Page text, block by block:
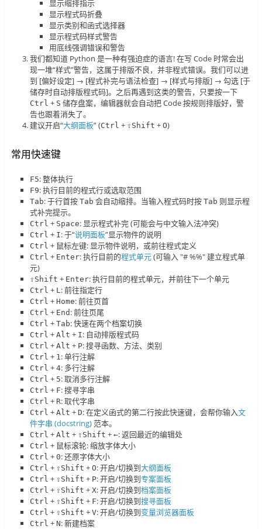
显示缩排指示
显示程式码折叠
显示类别和函式选择器
显示程式码样式警告
用底线强调错误和警告
我们都知道 Python 是一种有强迫症的语言! 在写 Code 时常会出
现一堆“样式”警告，这属于排版不良，并非程式错误。我们可以进
到 [偏好设定] → [程式补完与语法检查] → [样式与排版] → 勾选 [于
储存时自动排版程式码]。之后再遇到这类的警告，只要按一下
Ctrl + S 储存盘案，编辑器就会自动把 Code 按规则排版好，警
告也跟着消失了。
建议开启“大纲面板” (Ctrl + ⇧Shift +O)
常用快速键
F5: 整体执行
F9: 执行目前的程式行或选取范围
Tab: 于行首按Tab 会自动缩排。当输入程式码时按Tab 则显示程
式补完提示。
Ctrl + Space: 显示程式补完 (可能会与中文输入法冲突)
Ctrl + I: 于“说明面板”显示物件的说明
Ctrl + 鼠标左键: 显示物件说明，或前往程式定义
Ctrl + Enter: 执行目前的程式单元(可输入 "# %%" 建立程式单
元)
⇧Shift + Enter: 执行目前的程式单元，并前往下一个单元
Ctrl + L : 前往指定行
Ctrl +Home: 前往页首
Ctrl + End : 前往页尾
Ctrl +Tab: 快速在两个档案切换
Ctrl +Alt + I: 自动排版程式码
Ctrl +Alt + P: 搜寻函数、方法、类别
Ctrl + 1 : 单行注解
Ctrl +4: 多行注解
Ctrl + 5: 取消多行注解
Ctrl + F: 搜寻字串
Ctrl + R: 取代字串
Ctrl +Alt +D: 在定义函式的第二行按此快速键，会帮你输入文
件字串 (docstring)范本。
Ctrl +Alt + ⇧Shift +←: 返回最近的编辑处
Ctrl + 鼠标滚轮: 缩放字体大小
Ctrl +0: 还原字体大小
Ctrl + ⇧Shift +O: 开启/切换到大纲面板
Ctrl + ⇧Shift + P: 开启/切换到专案面板
Ctrl + ⇧Shift +X: 开启/切换到档案面板
Ctrl + ⇧Shift + F: 开启/切换到搜寻面板
Ctrl + ⇧Shift +V: 开启/切换到变量浏览器面板
Ctrl +N: 新建档案